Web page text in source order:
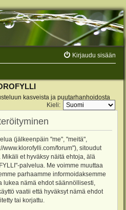
Kirjaudu sisään
kasveista ja puutarhanhoidosta
Kieli:
(jälkeenpäin "me", "meitä",
www.klorofylli.com/forum"), sitoudut
et hyväksy näitä ehtoja, älä
palvelua. Me voimme muuttaa
parhaamme informoidaksemme
nämä ehdot säännöllisesti,
vaatii että hyväksyt nämä ehdot
tai korjattu.